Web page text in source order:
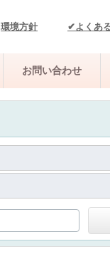
環境方針 ✔よくあ
お問い合わせ